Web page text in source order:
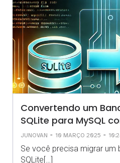
Convertendo um
SQLite para MySQL
JUNOVAN - 10 MARÇO 2025 -
Se você precisa migrar um
SQLite[…]